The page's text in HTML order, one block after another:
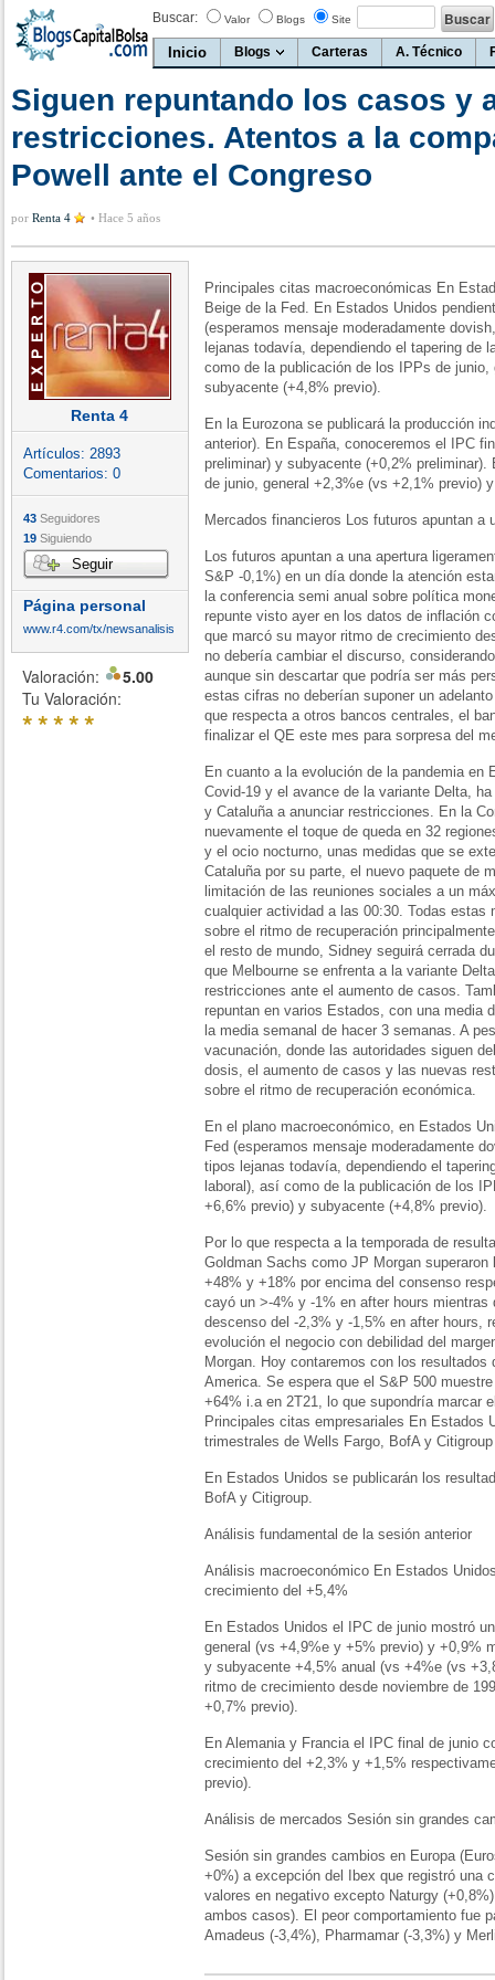
Buscar: Valor Blogs Site
Inicio Blogs Carteras A. Técnico
Siguen repuntando los casos y
restricciones. Atentos a la
Powell ante el Congreso
por Renta 4 • Hace 5 años
Renta 4
Artículos: 2893
Comentarios: 0
43 Seguidores
19 Siguiendo
Seguir
Página personal
www.r4.com/tx/newsanalisis
Valoración:
5.00
Tu Valoración:
*****
Principales citas macroeconómicas En
Beige de la Fed. En Estados Unidos
(esperamos mensaje moderadamente
lejanas todavía, dependiendo el tapering de
como de la publicación de los IPPs de
subyacente (+4,8% previo).
En la Eurozona se publicará la producción
anterior). En España, conoceremos el IPC
preliminar) y subyacente (+0,2%
de junio, general +2,3%e (vs +2,1% previo)
Mercados financieros Los futuros apuntan a
Los futuros apuntan a una apertura
S&P -0,1%) en un día donde la atención
la conferencia semi anual sobre política
repunte visto ayer en los datos de inflación
que marcó su mayor ritmo de crecimiento
no debería cambiar el discurso,
aunque sin descartar que podría ser más
estas cifras no deberían suponer un
que respecta a otros bancos centrales, el
finalizar el QE este mes para sorpresa del
En cuanto a la evolución de la pandemia en
Covid-19 y el avance de la variante Delta,
y Cataluña a anunciar restricciones. En la
nuevamente el toque de queda en 32
y el ocio nocturno, unas medidas que se
Cataluña por su parte, el nuevo paquete de
limitación de las reuniones sociales a un
cualquier actividad a las 00:30. Todas estas
sobre el ritmo de recuperación
el resto de mundo, Sidney seguirá cerrada
que Melbourne se enfrenta a la variante
restricciones ante el aumento de casos.
repuntan en varios Estados, con una media
la media semanal de hacer 3 semanas. A
vacunación, donde las autoridades siguen
dosis, el aumento de casos y las nuevas
sobre el ritmo de recuperación económica.
En el plano macroeconómico, en Estados
Fed (esperamos mensaje moderadamente
tipos lejanas todavía, dependiendo el
laboral), así como de la publicación de los
+6,6% previo) y subyacente (+4,8% previo).
Por lo que respecta a la temporada de
Goldman Sachs como JP Morgan
+48% y +18% por encima del consenso
cayó un >-4% y -1% en after hours mientras
descenso del -2,3% y -1,5% en after hours,
evolución el negocio con debilidad del
Morgan. Hoy contaremos con los
America. Se espera que el S&P 500
+64% i.a en 2T21, lo que supondría marcar
Principales citas empresariales En Estados
trimestrales de Wells Fargo, BofA y Citigroup
En Estados Unidos se publicarán los
BofA y Citigroup.
Análisis fundamental de la sesión anterior
Análisis macroeconómico En Estados
crecimiento del +5,4%
En Estados Unidos el IPC de junio mostró
general (vs +4,9%e y +5% previo) y +0,9%
y subyacente +4,5% anual (vs +4%e (vs
ritmo de crecimiento desde noviembre de
+0,7% previo).
En Alemania y Francia el IPC final de junio
crecimiento del +2,3% y +1,5%
previo).
Análisis de mercados Sesión sin grandes
Sesión sin grandes cambios en Europa
+0%) a excepción del Ibex que registró una
valores en negativo excepto Naturgy
ambos casos). El peor comportamiento fue
Amadeus (-3,4%), Pharmamar (-3,3%) y